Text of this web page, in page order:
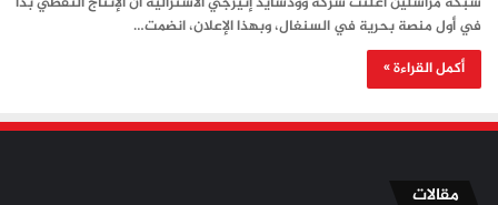
في أول منصة بحرية في السنغال، وبهذا الإعلان، انضمت…
أكمل القراءة »
مقالات